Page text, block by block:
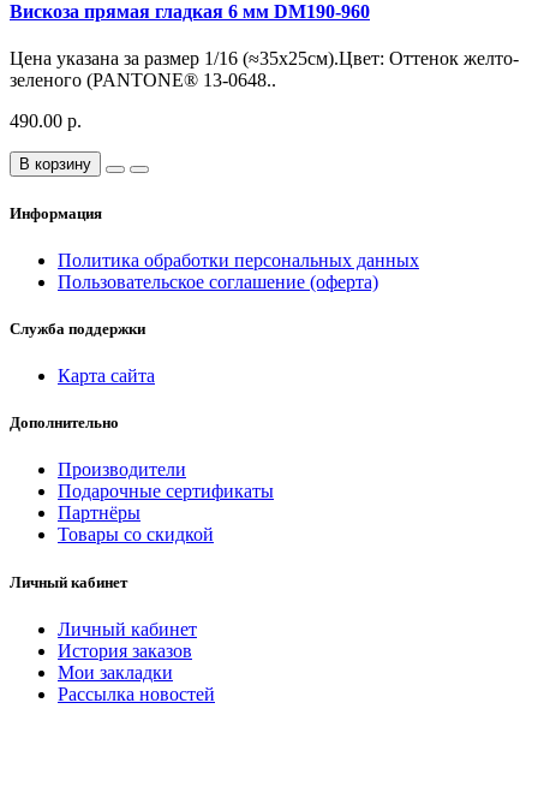
Вискоза прямая гладкая 6 мм DM190-960
Цена указана за размер 1/16 (≈35х25см).Цвет: Оттенок желто-
зеленого (PANTONE® 13-0648..
490.00 р.
В корзину
Информация
Политика обработки персональных данных
Пользовательское соглашение (оферта)
Служба поддержки
Карта сайта
Дополнительно
Производители
Подарочные сертификаты
Партнёры
Товары со скидкой
Личный кабинет
Личный кабинет
История заказов
Мои закладки
Рассылка новостей